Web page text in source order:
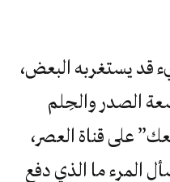
قد يستغربه البعض،
الصدر والحِلم
على قناة العصر،
يسأل المرء ما الذي دفع